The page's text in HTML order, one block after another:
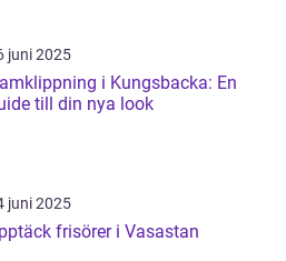
juni 2025
i Kungsbacka: En
till din nya look
juni 2025
frisörer i Vasastan